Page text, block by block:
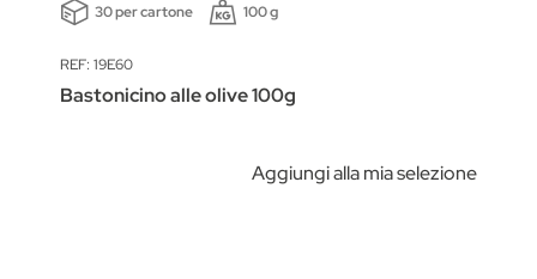
30 per cartone 100 g
REF: 19E60
Bastonicino alle olive 100g
Aggiungi alla mia selezione